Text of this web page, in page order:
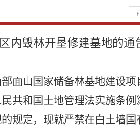
内毁林开垦修建墓地的通
面山国家储备林基地建设项
共和国土地管理法实施条例
规定，现就严禁在白土墙国